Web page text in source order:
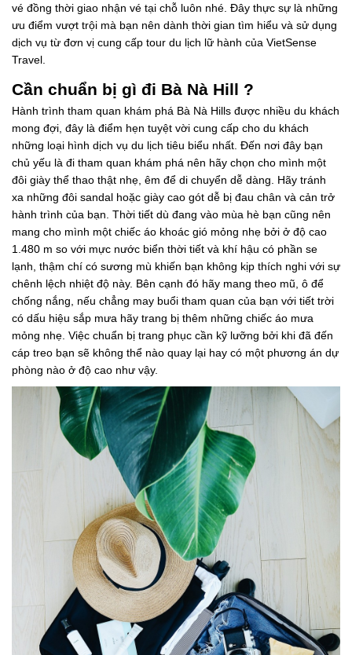
vé đồng thời giao nhận vé tại chỗ luôn nhé. Đây thực sự là những
ưu điểm vượt trội mà bạn nên dành thời gian tìm hiểu và sử dụng
dịch vụ từ đơn vị cung cấp tour du lịch lữ hành của VietSense
Travel.
Cần chuẩn bị gì đi Bà Nà Hill ?
Hành trình tham quan khám phá Bà Nà Hills được nhiều du khách
mong đợi, đây là điểm hẹn tuyệt vời cung cấp cho du khách
những loại hình dịch vụ du lịch tiêu biểu nhất. Đến nơi đây bạn
chủ yếu là đi tham quan khám phá nên hãy chọn cho mình một
đôi giày thể thao thật nhẹ, êm để di chuyển dễ dàng. Hãy tránh
xa những đôi sandal hoặc giày cao gót dễ bị đau chân và cản trở
hành trình của bạn. Thời tiết dù đang vào mùa hè bạn cũng nên
mang cho mình một chiếc áo khoác gió mỏng nhẹ bởi ở độ cao
1.480 m so với mực nước biển thời tiết và khí hậu có phần se
lạnh, thậm chí có sương mù khiến bạn không kịp thích nghi với sự
chênh lệch nhiệt độ này. Bên cạnh đó hãy mang theo mũ, ô để
chống nắng, nếu chẳng may buổi tham quan của bạn với tiết trời
có dấu hiệu sắp mưa hãy trang bị thêm những chiếc áo mưa
mỏng nhẹ. Việc chuẩn bị trang phục cần kỹ lưỡng bởi khi đã đến
cáp treo bạn sẽ không thể nào quay lại hay có một phương án dự
phòng nào ở độ cao như vậy.